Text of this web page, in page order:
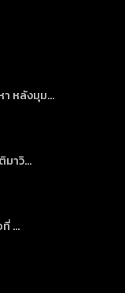
หลังมุม...
มาวิ...
...